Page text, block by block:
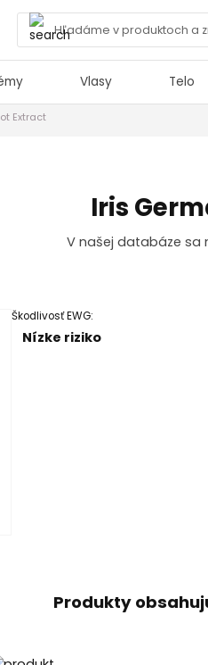
Vlasy Telo
Extract
Iris
V našej databáze sa
Škodlivosť EWG:
Nízke riziko
Produkty